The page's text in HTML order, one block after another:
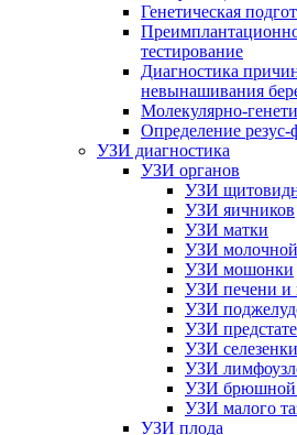
Генетическая
тестирование
Диагностика
невынашивания
Молекулярно-
Определение резус-
УЗИ диагностика
УЗИ органов
УЗИ
УЗИ яичников
УЗИ матки
УЗИ
УЗИ мошонки
УЗИ печени и
УЗИ
УЗИ
УЗИ селезенки
УЗИ
УЗИ брюшной
УЗИ малого
УЗИ плода